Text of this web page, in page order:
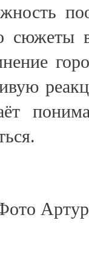
сюжеты